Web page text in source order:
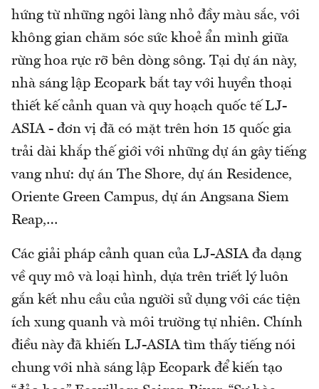
hứng từ những ngôi làng nhỏ đầy màu sắc, với
không gian chăm sóc sức khoẻ ẩn mình giữa
rừng hoa rực rỡ bên dòng sông. Tại dự án này,
nhà sáng lập Ecopark bắt tay với huyền thoại
thiết kế cảnh quan và quy hoạch quốc tế LJ-
ASIA - đơn vị đã có mặt trên hơn 15 quốc gia
trải dài khắp thế giới với những dự án gây tiếng
vang như: dự án The Shore, dự án Residence,
Oriente Green Campus, dự án Angsana Siem
Reap,…
Các giải pháp cảnh quan của LJ-ASIA đa dạng
về quy mô và loại hình, dựa trên triết lý luôn
gắn kết nhu cầu của người sử dụng với các tiện
ích xung quanh và môi trường tự nhiên. Chính
điều này đã khiến LJ-ASIA tìm thấy tiếng nói
chung với nhà sáng lập Ecopark để kiến tạo